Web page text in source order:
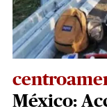
México: